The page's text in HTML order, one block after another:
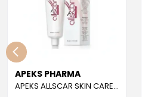
APEKS PHARMA
APEKS ALLSCAR SKIN CARE GEL 30 ML